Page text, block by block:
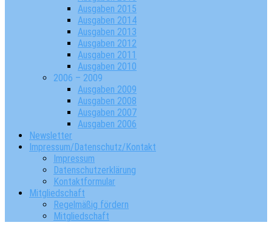
Ausgaben 2015
Ausgaben 2014
Ausgaben 2013
Ausgaben 2012
Ausgaben 2011
Ausgaben 2010
2006 – 2009
Ausgaben 2009
Ausgaben 2008
Ausgaben 2007
Ausgaben 2006
Newsletter
Impressum/Datenschutz/Kontakt
Impressum
Datenschutzerklärung
Kontaktformular
Mitgliedschaft
Regelmäßig fördern
Mitgliedschaft